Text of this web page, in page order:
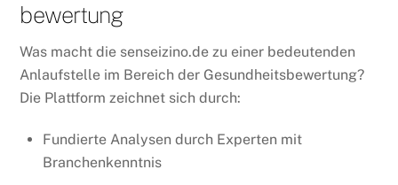
bewertung
Was macht die senseizino.de zu einer bedeutenden
Anlaufstelle im Bereich der Gesundheitsbewertung?
Die Plattform zeichnet sich durch:
Fundierte Analysen durch Experten mit
Branchenkenntnis